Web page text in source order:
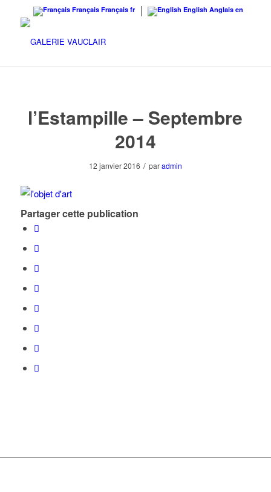
Français Français fr English Anglais en
l’Estampille – Septembre
2014
12 janvier 2016 / paradmin
Partager cette publication